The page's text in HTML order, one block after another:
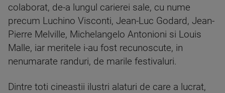
colaborat, de-a lungul carierei sale, cu nume
precum Luchino Visconti, Jean-Luc Godard, Jean-
Pierre Melville, Michelangelo Antonioni si Louis
Malle, iar meritele i-au fost recunoscute, in
nenumarate randuri, de marile festivaluri.
Dintre toti cineastii ilustri alaturi de care a lucrat,